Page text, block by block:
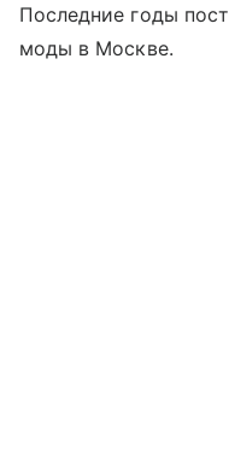
Последние годы
моды в Москве.